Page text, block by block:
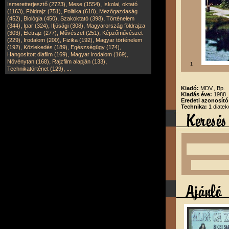
Ismeretterjesztő (2723), Mese (1554), Iskolai, oktató
(1163), Földrajz (751), Politika (610), Mezőgazdaság
(452), Biológia (450), Szakoktató (398), Történelem
(344), Ipar (324), Ifjúsági (308), Magyarország földrajza
(303), Életrajz (277), Művészet (251), Képzőművészet
(229), Irodalom (200), Fizika (192), Magyar történelem
(192), Közlekedés (189), Egészségügy (174),
Hangosított diafilm (169), Magyar irodalom (169),
Növénytan (168), Rajzfilm alapján (133),
Technikatörténet (129),
1
Kiadó: MDV., Bp.
Kiadás éve: 1988
Eredeti
Technika: 1